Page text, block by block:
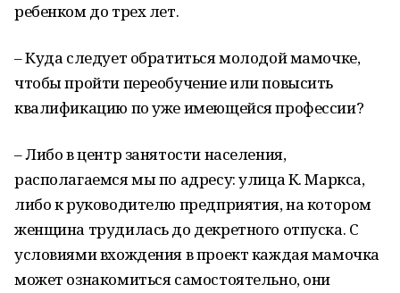
ребенком до трех лет.
– Куда следует обратиться молодой мамочке,
чтобы пройти переобучение или повысить
квалификацию по уже имеющейся профессии?
– Либо в центр занятости населения,
располагаемся мы по адресу: улица К. Маркса,
либо к руководителю предприятия, на котором
женщина трудилась до декретного отпуска. С
условиями вхождения в проект каждая мамочка
может ознакомиться самостоятельно, они